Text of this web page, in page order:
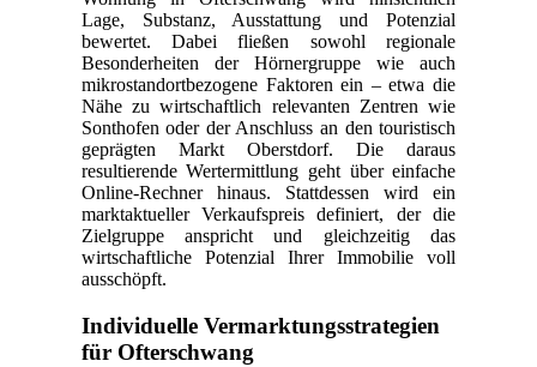
Lage, Substanz, Ausstattung und Potenzial
bewertet. Dabei fließen sowohl regionale
Besonderheiten der Hörnergruppe wie auch
mikrostandortbezogene Faktoren ein – etwa die
Nähe zu wirtschaftlich relevanten Zentren wie
Sonthofen oder der Anschluss an den touristisch
geprägten Markt Oberstdorf. Die daraus
resultierende Wertermittlung geht über einfache
Online-Rechner hinaus. Stattdessen wird ein
marktaktueller Verkaufspreis definiert, der die
Zielgruppe anspricht und gleichzeitig das
wirtschaftliche Potenzial Ihrer Immobilie voll
ausschöpft.
Individuelle Vermarktungsstrategien
für Ofterschwang